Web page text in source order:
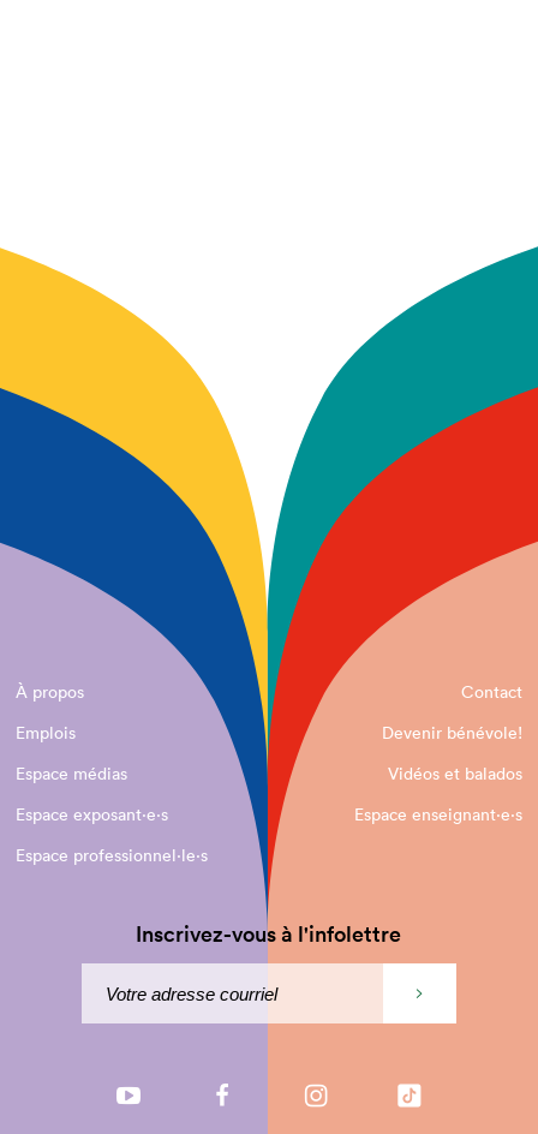
À propos
Contact
Emplois
Devenir bénévole!
Espace médias
Vidéos et balados
Espace exposant·e⋅s
Espace enseignant·e⋅s
Espace professionnel·le⋅s
Inscrivez-vous à l'infolettre